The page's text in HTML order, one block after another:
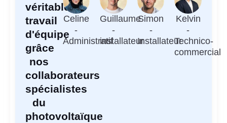
véritable
travail
d'équipe
grâce
nos
collaborateurs
spécialistes
du
photovoltaïque
Celine
-
Administratif
Guillaume
-
installateur
Simon
-
Installateur
Kelvin
-
Technico-
commercial